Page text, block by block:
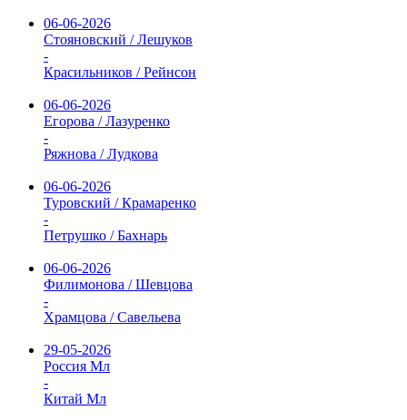
06-06-2026
Стояновский / Лешуков
-
Красильников / Рейнсон
06-06-2026
Егорова / Лазуренко
-
Ряжнова / Лудкова
06-06-2026
Туровский / Крамаренко
-
Петрушко / Бахнарь
06-06-2026
Филимонова / Шевцова
-
Храмцова / Савельева
29-05-2026
Россия Мл
-
Китай Мл